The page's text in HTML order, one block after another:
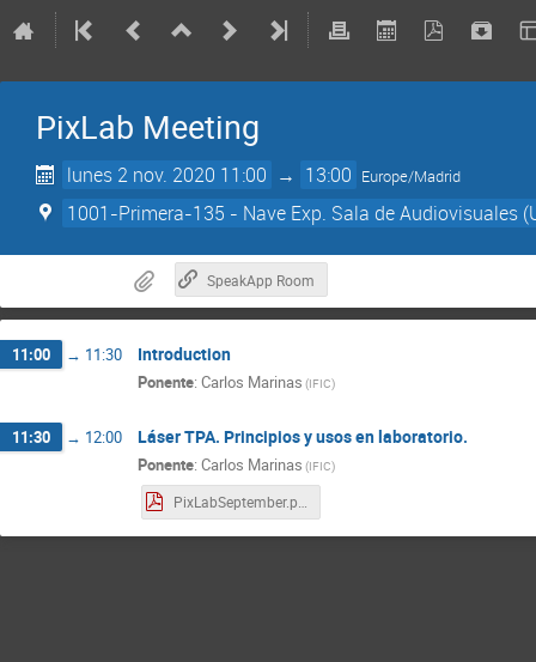
PixLab Meeting
lunes 2 nov. 2020 11:00 → 13:00 Europe/Madrid
1001-Primera-135 - Nave Exp. Sala de Audiovisuales
SpeakApp Room
11:00 → 11:30 Introduction
Ponente: Carlos Marinas (IFIC)
11:30 → 12:00 Láser TPA. Principios y usos en laboratorio.
Ponente: Carlos Marinas (IFIC)
PixLabSeptember.pdf